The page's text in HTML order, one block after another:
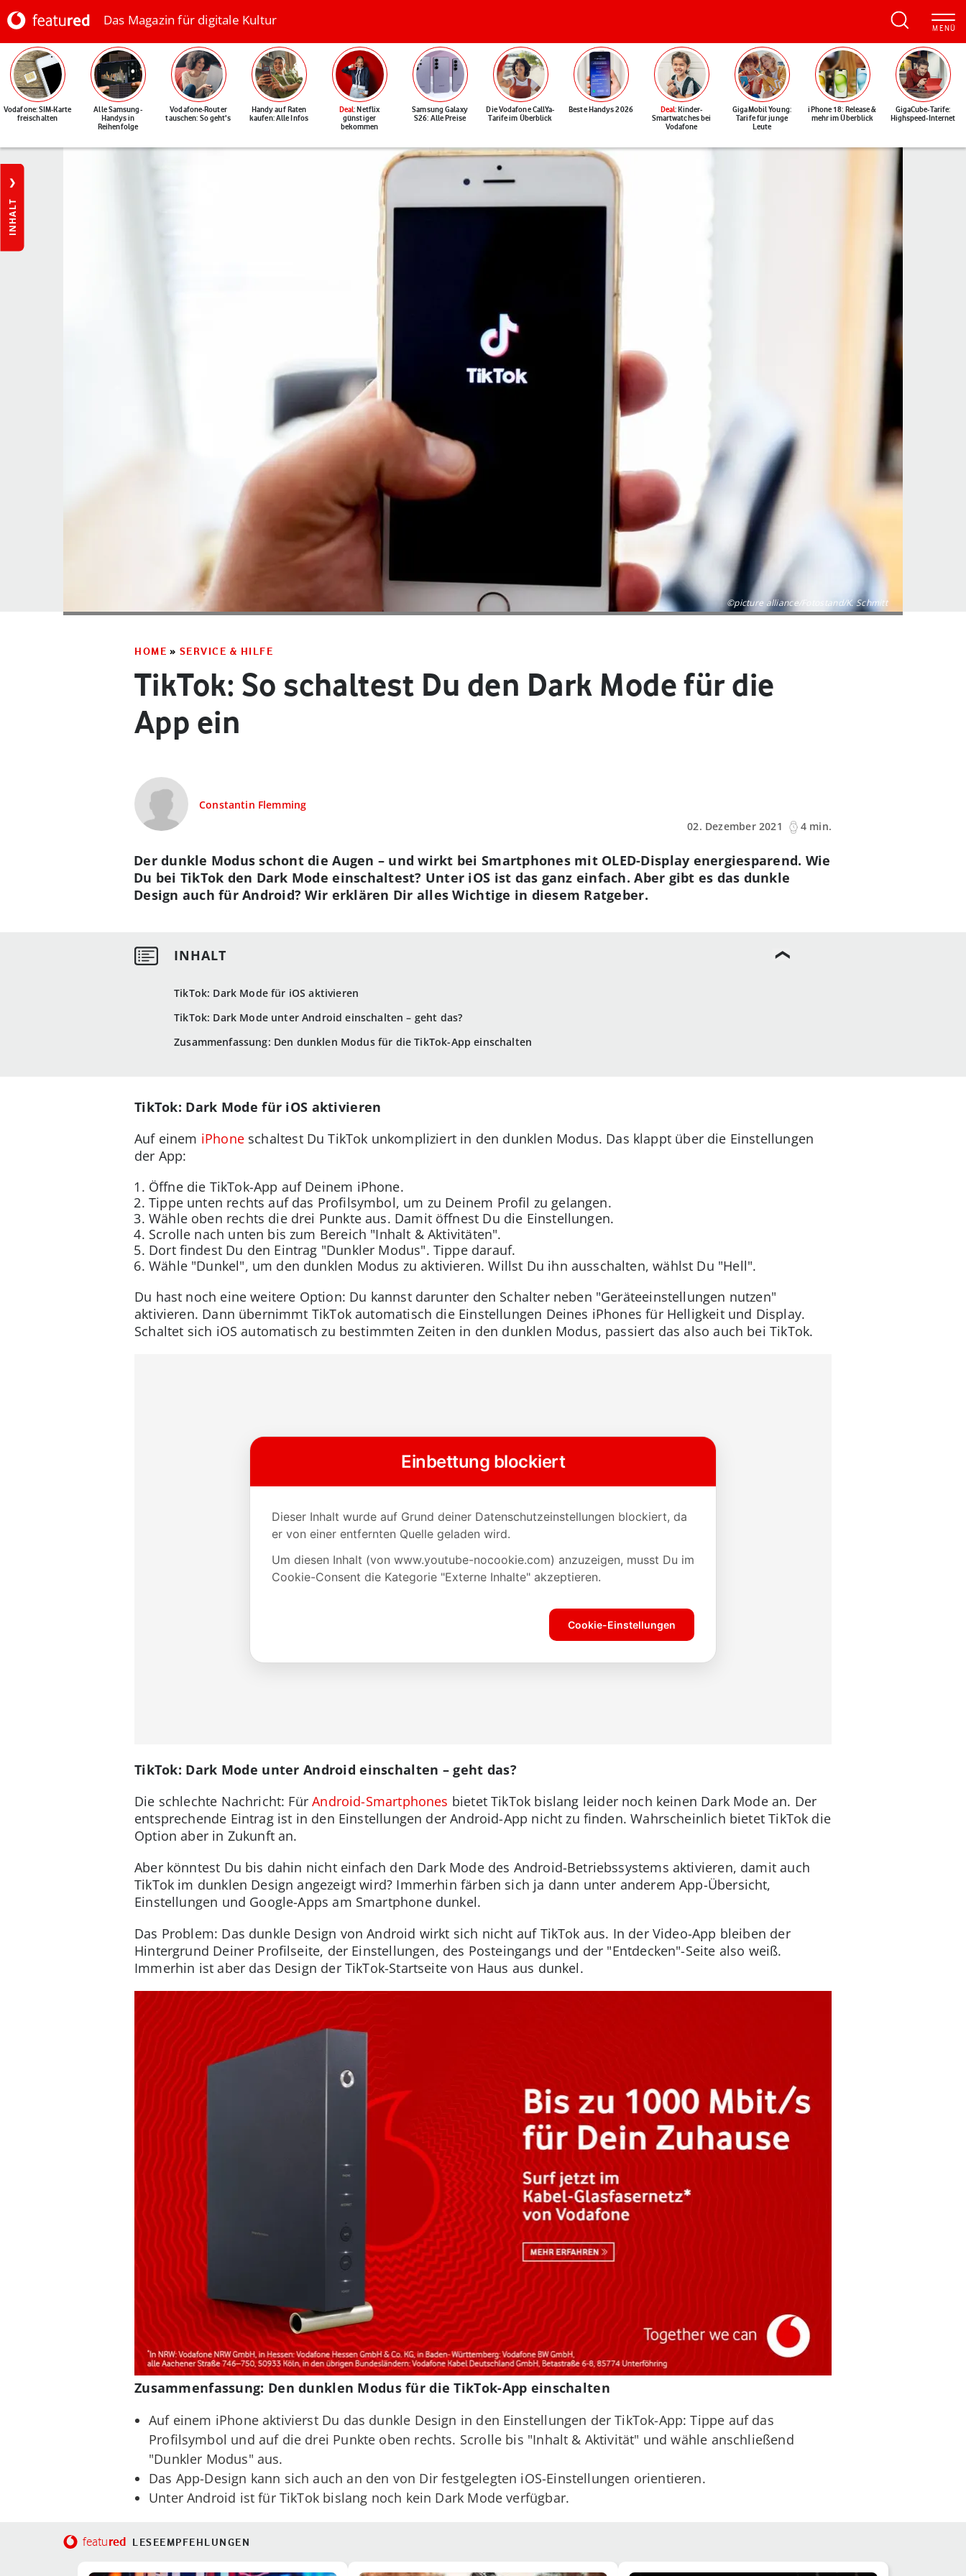
Das Magazin für digitale Kultur
Vodafone: SIM-Karte
freischalten
Alle Samsung-
Handys in
Reihenfolge
Vodafone-Router
tauschen: So geht's
Handy auf Raten
kaufen: Alle Infos
Deal: Netflix
günstiger
bekommen
Samsung Galaxy
S26: Alle Preise
Die Vodafone CallYa-
Tarife im Überblick
Beste Handys 2026 Deal: Kinder-
Smartwatches bei
Vodafone
GigaMobil Young:
Tarife für junge
Leute
iPhone 18: Release &
mehr im Überblick
GigaCube-Tarife:
Highspeed-Internet
INHALT
©picture alliance/Fotostand/K. Schmitt
HOME » SERVICE & HILFE
TikTok: So schaltest Du den Dark Mode für die
App ein
Constantin Flemming
02. Dezember 2021
4 min.
TikTok: Dark Mode für iOS aktivieren
TikTok: Dark Mode unter Android einschalten – geht das?
Zusammenfassung: Den dunklen Modus für die TikTok-App einschalten
Der dunkle Modus schont die Augen – und wirkt bei Smartphones mit OLED-Display energiesparend. Wie
Du bei TikTok den Dark Mode einschaltest? Unter iOS ist das ganz einfach. Aber gibt es das dunkle
Design auch für Android? Wir erklären Dir alles Wichtige in diesem Ratgeber.
TikTok: Dark Mode für iOS aktivieren
Auf einem iPhoneschaltest Du TikTok unkompliziert in den dunklen Modus. Das klappt über die Einstellungen
der App:
Öffne die TikTok-App auf Deinem iPhone.
Tippe unten rechts auf das Profilsymbol, um zu Deinem Profil zu gelangen.
Wähle oben rechts die drei Punkte aus. Damit öffnest Du die Einstellungen.
Scrolle nach unten bis zum Bereich "Inhalt & Aktivitäten".
Dort findest Du den Eintrag "Dunkler Modus". Tippe darauf.
Wähle "Dunkel", um den dunklen Modus zu aktivieren. Willst Du ihn ausschalten, wählst Du "Hell".
Du hast noch eine weitere Option: Du kannst darunter den Schalter neben "Geräteeinstellungen nutzen"
aktivieren. Dann übernimmt TikTok automatisch die Einstellungen Deines iPhones für Helligkeit und Display.
Schaltet sich iOS automatisch zu bestimmten Zeiten in den dunklen Modus, passiert das also auch bei TikTok.
TikTok: Dark Mode unter Android einschalten – geht das?
Die schlechte Nachricht: FürAndroid-Smartphones bietet TikTok bislang leider noch keinen Dark Mode an. Der
entsprechende Eintrag ist in den Einstellungen der Android-App nicht zu finden. Wahrscheinlich bietet TikTok die
Option aber in Zukunft an.
Aber könntest Du bis dahin nicht einfach den Dark Mode des Android-Betriebssystems aktivieren, damit auch
TikTok im dunklen Design angezeigt wird? Immerhin färben sich ja dann unter anderem App-Übersicht,
Einstellungen und Google-Apps am Smartphone dunkel.
Das Problem: Das dunkle Design von Android wirkt sich nicht auf TikTok aus. In der Video-App bleiben der
Hintergrund Deiner Profilseite, der Einstellungen, des Posteingangs und der "Entdecken"-Seite also weiß.
Immerhin ist aber das Design der TikTok-Startseite von Haus aus dunkel.
Zusammenfassung: Den dunklen Modus für die TikTok-App einschalten
Auf einem iPhone aktivierst Du das dunkle Design in den Einstellungen der TikTok-App: Tippe auf das
Profilsymbol und auf die drei Punkte oben rechts. Scrolle bis "Inhalt & Aktivität" und wähle anschließend
"Dunkler Modus" aus.
Das App-Design kann sich auch an den von Dir festgelegten iOS-Einstellungen orientieren.
Unter Android ist für TikTok bislang noch kein Dark Mode verfügbar.
featured LESEEMPFEHLUNGEN